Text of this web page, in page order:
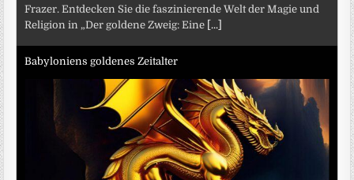
Frazer. Entdecken Sie die faszinierende Welt der Magie und
Religion in „Der goldene Zweig: Eine [...]
Babyloniens goldenes Zeitalter